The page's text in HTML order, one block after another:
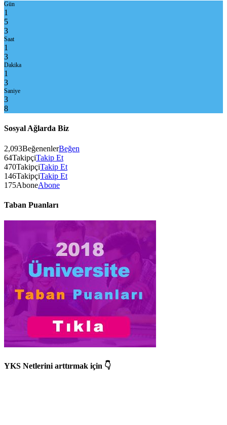
Gün
1
5
3
Saat
1
3
Dakika
1
3
Saniye
3
8
Sosyal Ağlarda Biz
2,093BeğenenlerBeğen
64TakipçiTakip Et
470TakipçiTakip Et
146TakipçiTakip Et
175AboneAbone
Taban Puanları
YKS Netlerini arttırmak için 👇